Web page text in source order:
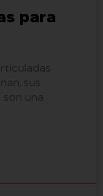
para
sus
una